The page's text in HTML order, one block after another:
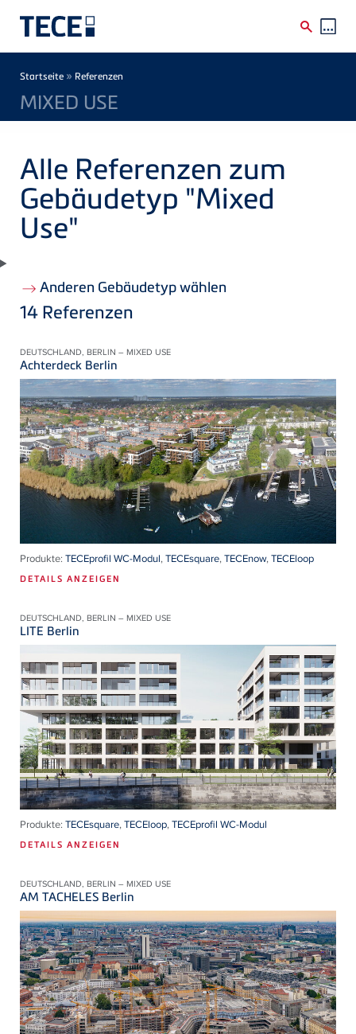
Breadcrumb
Startseite » Referenzen
MIXED USE
Alle Referenzen zum
Gebäudetyp "Mixed
Use"
Anderen Gebäudetyp wählen
14 Referenzen
DEUTSCHLAND, BERLIN – MIXED USE
Achterdeck Berlin
Produkte: TECEprofil WC-Modul,TECEsquare,TECEnow,TECEloop
DETAILS ANZEIGEN
DEUTSCHLAND, BERLIN – MIXED USE
LITE Berlin
Produkte: TECEsquare,TECEloop,TECEprofil WC-Modul
DETAILS ANZEIGEN
DEUTSCHLAND, BERLIN – MIXED USE
AM TACHELES Berlin